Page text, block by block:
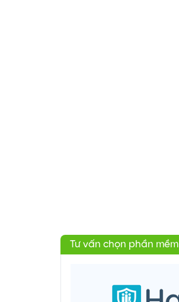
Tư vấn chọn phần mềm